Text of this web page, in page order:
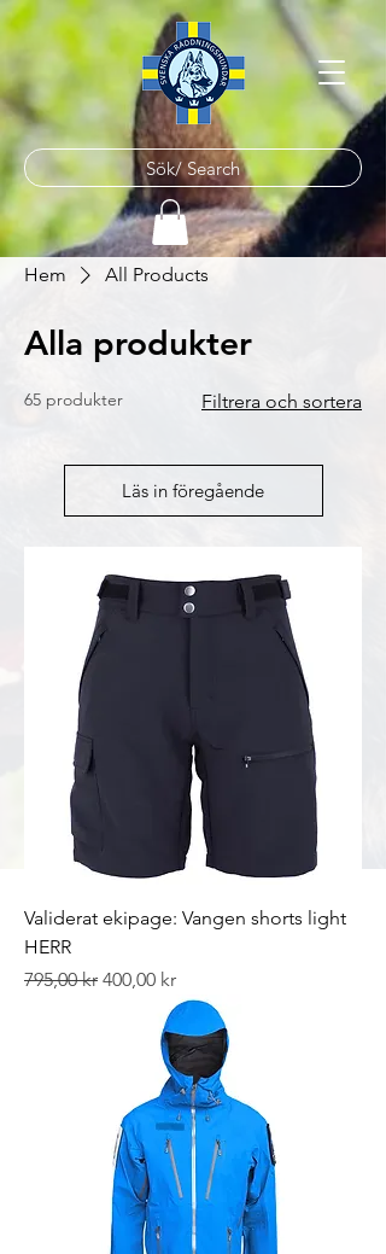
Sök/ Search
Hem All Products
Alla produkter
65 produkter Filtrera och sortera
Läs in föregående
Validerat ekipage: Vangen shorts light
HERR
Ordinarie pris
795,00 kr Reapris
400,00 kr